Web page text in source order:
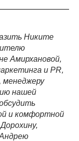
Никите
Амирхановой,
и PR,
менеджеру
нашей
и комфортной